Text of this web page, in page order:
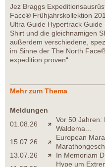
Jez Braggs
Face® Frühjahrskollektion
Ultra Guide Hypertrack
Shirt und die gleichnamigen
außerdem verschiedene,
im Sinne der The North
expedition proven“.
Mehr zum Thema
Meldungen
01.08.26
Vor 50 Jahren:
Waldema...
15.07.26
European
13.07.26
In Memoriam
Hype um